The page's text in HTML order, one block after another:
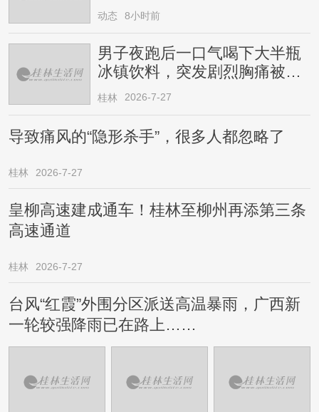
动态 8小时前
男子夜跑后一口气喝下大半瓶
冰镇饮料，突发剧烈胸痛被送
医！医生提醒→
桂林 2026-7-27
导致痛风的“隐形杀手”，很多人都忽略了
桂林 2026-7-27
皇柳高速建成通车！桂林至柳州再添第三条
高速通道
桂林 2026-7-27
台风“红霞”外围分区派送高温暴雨，广西新
一轮较强降雨已在路上……